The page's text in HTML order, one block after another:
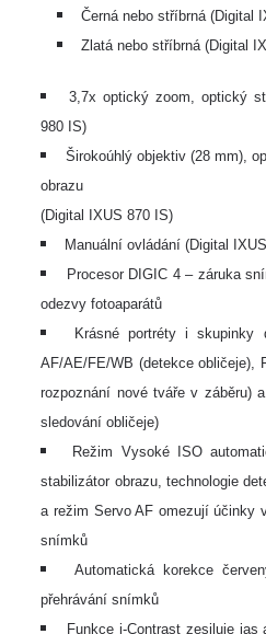
Černá nebo stříbrná (Digital
Zlatá nebo stříbrná (Digital
3,7x optický zoom, optický
980 IS)
Širokoúhlý objektiv (28 mm),
obrazu
(Digital IXUS 870 IS)
Manuální ovládání (Digital
Procesor DIGIC 4 – záruka
odezvy fotoaparátů
Krásné portréty i skupinky
AF/AE/FE/WB (detekce obličeje),
rozpoznání nové tváře v záběru)
sledování obličeje)
Režim Vysoké ISO
stabilizátor obrazu, technologie
a režim Servo AF omezují účinky
snímků
Automatická korekce
přehrávání snímků
Funkce i-Contrast zesiluje